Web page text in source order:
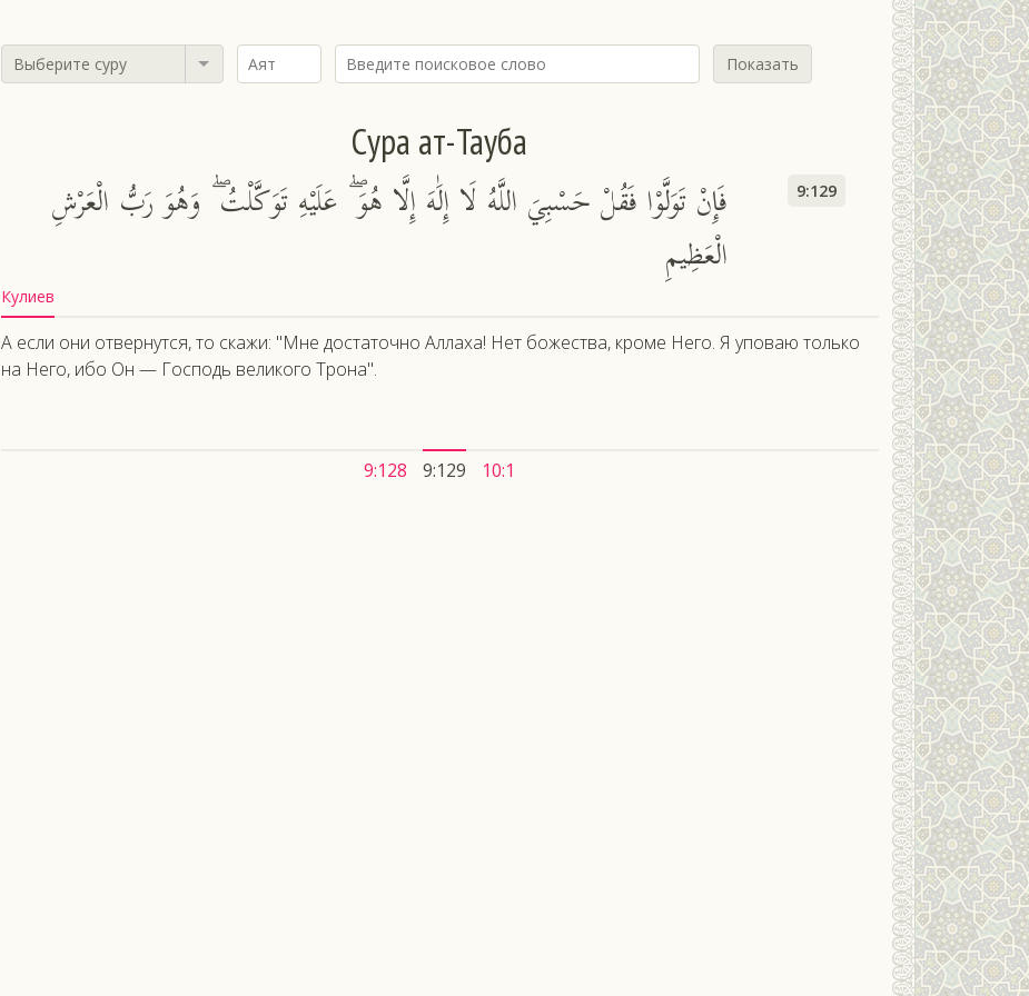
Выберите суру Показать
Сура ат-Тауба
فَإِنْ تَوَلَّوْا فَقُلْ حَسْبِيَ اللَّهُ لَا إِلَٰهَ إِلَّا هُوَ ۖ عَلَيْهِ تَوَكَّلْتُ ۖ وَهُوَ رَبُّ الْعَرْشِ
الْعَظِيمِ
9:129
Кулиев
А если они отвернутся, то скажи: "Мне достаточно Аллаха! Нет божества, кроме Него. Я уповаю только
на Него, ибо Он — Господь великого Трона".
9:128 9:129 10:1